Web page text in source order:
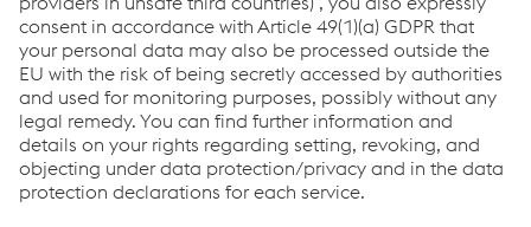
Odeslat e-mail
Links
Kariéra